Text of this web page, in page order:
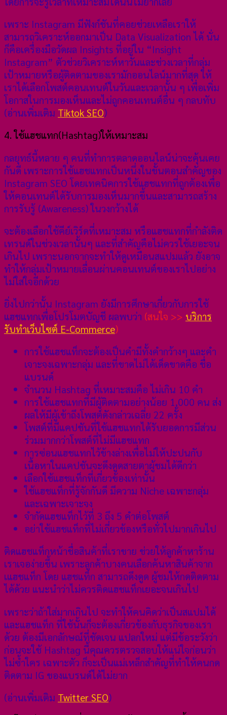
เพราะ Instagram มีฟังก์ชันที่คอยช่วยเหลือเราให้
สามารถวิเคราะห์ออกมาเป็น Data Visualization ได้ นั่น
ก็คือเครื่องมือวัดผล Insights ที่อยู่ใน “Insight
Instagram” ตัวช่วยวิเคราะห์หาวันและช่วงเวลาที่กลุ่ม
เป้าหมายหรือผู้ติดตามของเรามักออนไลน์มากที่สุด ให้
เราได้เลือกโพสต์คอนเทนต์ในวันและเวลานั้น ๆ เพื่อเพิ่ม
โอกาสในการมองเห็นและไม่ถูกคอนเทนต์อื่น ๆ กลบทับ
(อ่านเพิ่มเติม Tiktok SEO)
4. ใช้แฮชแทก(Hashtag)ให้เหมาะสม
กลยุทธ์นี้หลาย ๆ คนที่ทำการตลาดออนไลน์น่าจะคุ้นเคย
กันดี เพราะการใช้แฮชแทกเป็นหนึ่งในขั้นตอนสำคัญของ
Instagram SEO โดยเทคนิคการใช้แฮชแทกที่ถูกต้องเพื่อ
ให้คอนเทนต์ได้รับการมองเห็นมากขึ้นและสามารถสร้าง
การรับรู้ (Awareness) ในวงกว้างได้
จะต้องเลือกใช้คีย์เวิร์ดที่เหมาะสม หรือแฮชแทกที่กำลังติด
เทรนด์ในช่วงเวลานั้นๆ และที่สำคัญคือไม่ควรใช้เยอะจน
เกินไป เพราะนอกจากจะทำให้ดูเหมือนสแปมแล้ว ยังอาจ
ทำให้กลุ่มเป้าหมายเลื่อนผ่านคอนเทนต์ของเราไปอย่าง
ไม่ใส่ใจอีกด้วย
ยิ่งไปกว่านั้น Instagram ยังมีการศึกษาเกี่ยวกับการใช้
แฮชแทกเพื่อโปรโมตบัญชี ผลพบว่า (สนใจ >> บริการ
รับทำเว็บไซต์ E-Commerce)
การใช้แฮชแท็กจะต้องเป็นคำมีทั้งคำกว้างๆ และคำ
เจาะจงเฉพาะกลุ่ม และที่ขาดไม่ได้เด็ดขาดคือ ชื่อ
แบรนด์
จำนวน Hashtag ที่เหมาะสมคือ ไม่เกิน 10 คำ
การใช้แฮชแทกที่มีผู้ติดตามอย่างน้อย 1,000 คน ส่ง
ผลให้มีผู้เข้าถึงโพสต์ดังกล่าวเฉลี่ย 22 ครั้ง
โพสต์ที่มีแคปชันที่ใช้แฮชแทกได้รับยอดการมีส่วน
ร่วมมากกว่าโพสต์ที่ไม่มีแฮชแทก
การซ่อนแฮชแทกไว้ข้างล่างเพื่อไม่ให้ปะปนกับ
เนื้อหาในแคปชันจะดึงดูดสายตาผู้ชมได้ดีกว่า
เลือกใช้แฮชแท็กที่เกี่ยวข้องเท่านั้น
ใช้แฮชแท็กที่รู้จักกันดี มีความ Niche เฉพาะกลุ่ม
และเฉพาะเจาะจง
จํากัดแฮชแท็กไว้ที่ 3 ถึง 5 คำต่อโพสต์
อย่าใช้แฮชแท็กที่ไม่เกี่ยวข้องหรือทั่วไปมากเกินไป
ติดแฮชแท็กหน้าชื่อสินค้าที่เราขาย ช่วยให้ลูกค้าหาร้าน
เราเจอง่ายขึ้น เพราะลูกค้าบางคนเลือกค้นหาสินค้าจาก
เแฮชแท็ก โดย แฮชแท็ก สามารถดึงดูด ผู้ชมให้กดติดตาม
ได้ด้วย แนะนำว่าไม่ควรติดแฮชแท็กเยอะจนเกินไป
เพราะว่าถ้าใส่มากเกินไป จะทำให้คนคิดว่าเป็นสแปมได้
และแฮชแท็ก ที่ใช้นั้นก็จะต้องเกี่ยวข้องกับธุรกิจของเรา
ด้วย ต้องมีเอกลักษณ์ที่ชัดเจน แปลกใหม่ แต่มีข้อระวังว่า
ก่อนจะใช้ Hashtag นี้คุณควรตรวจสอบให้แน่ใจก่อนว่า
ไม่ซ้ำใคร เฉพาะตัว ก็จะเป็นแม่เหล็กสำคัญที่ทำให้คนกด
ติดตาม IG ของแบรนด์ได้ไม่ยาก
(อ่านเพิ่มเติม Twitter SEO)